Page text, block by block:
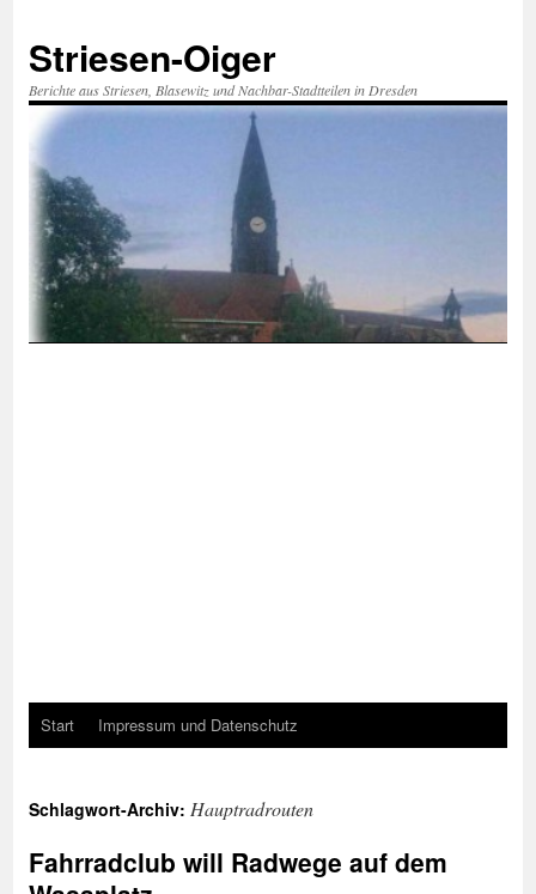
springen
Striesen-Oiger
Berichte aus Striesen, Blasewitz und Nachbar-Stadtteilen in Dresden
Start Impressum und Datenschutz
Schlagwort-Archiv: Hauptradrouten
Fahrradclub will Radwege auf dem